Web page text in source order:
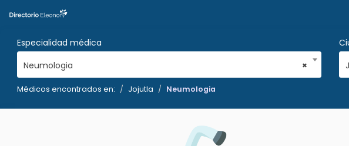
Especialidad médica
×
Neumologia
Médicos encontrados en: Jojutla Neumologia